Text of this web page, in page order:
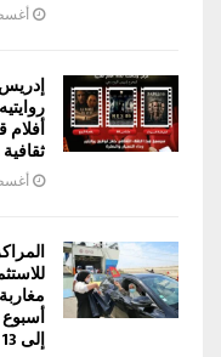
أغسطس
أغسطس
إلى 13 غشت 2026